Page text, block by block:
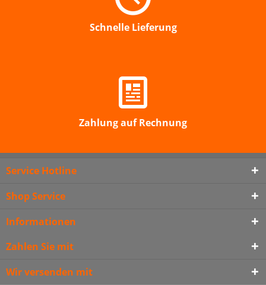
Schnelle Lieferung
Zahlung auf Rechnung
Service Hotline
Shop Service
Informationen
Zahlen Sie mit
Wir versenden mit